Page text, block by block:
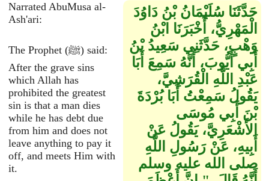
Narrated AbuMusa al-
Ash'ari:
The Prophet (ﷺ) said:
After the grave sins
which Allah has
prohibited the greatest
sin is that a man dies
while he has debt due
from him and does not
leave anything to pay it
off, and meets Him with
it.
حَدَّثَنَا سُلَيْمَانُ بْنُ دَاوُدَ
الْمَهْرِيُّ، أَخْبَرَنَا ابْنُ
وَهْبٍ، حَدَّثَنِي سَعِيدُ بْنُ
أَبِي أَيُّوبَ، أَنَّهُ سَمِعَ أَبَا
عَبْدِ اللَّهِ الْقُرَشِيَّ،
يَقُولُ سَمِعْتُ أَبَا بُرْدَةَ
بْنَ أَبِي مُوسَى
الأَشْعَرِيَّ، يَقُولُ عَنْ
أَبِيهِ، عَنْ رَسُولِ اللَّهِ
صلى الله عليه وسلم